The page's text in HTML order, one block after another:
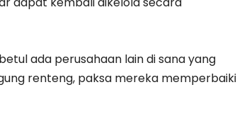
ada perusahaan lain di sana yang
renteng, paksa mereka memperbaiki